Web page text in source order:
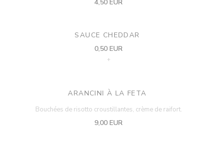
4,50 EUR
SAUCE CHEDDAR
0,50 EUR
+
ARANCINI À LA FETA
Bouchées de risotto croustillantes, crème de raifort.
9,00 EUR